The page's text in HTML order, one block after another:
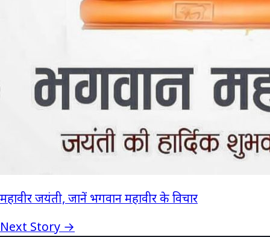
महावीर जयंती, जानें भगवान महावीर के विचार
Next Story →